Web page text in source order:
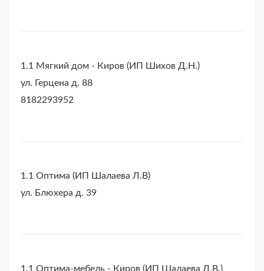
1.1 Мягкий дом - Киров (ИП Шихов Д.Н.)
ул. Герцена д. 88
8182293952
1.1 Оптима (ИП Шалаева Л.В)
ул. Блюхера д. 39
1.1 Оптима-мебель - Киров (ИП Шалаева Л.В.)